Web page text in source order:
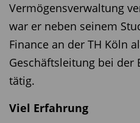
Vermögensverwaltung
war er neben seinem
Finance an der TH Köln
Geschäftsleitung bei der
tätig.
Viel Erfahrung